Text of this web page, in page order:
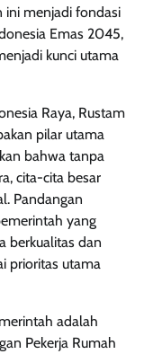
ini menjadi fondasi
Emas 2045,
kunci utama
Raya, Rustam
pilar utama
bahwa tanpa
cita-cita besar
Pandangan
yang
berkualitas dan
prioritas utama
adalah
Pekerja Rumah